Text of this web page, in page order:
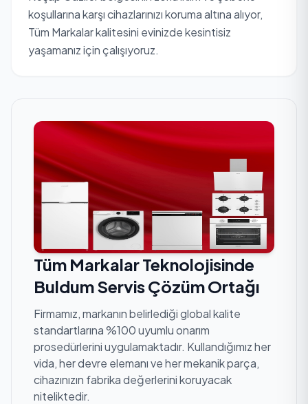
koşullarına karşı cihazlarınızı koruma altına alıyor,
Tüm Markalar kalitesini evinizde kesintisiz
yaşamanız için çalışıyoruz.
Tüm Markalar Teknolojisinde
Buldum Servis Çözüm Ortağı
Firmamız, markanın belirlediği global kalite
standartlarına %100 uyumlu onarım
prosedürlerini uygulamaktadır. Kullandığımız her
vida, her devre elemanı ve her mekanik parça,
cihazınızın fabrika değerlerini koruyacak
niteliktedir.